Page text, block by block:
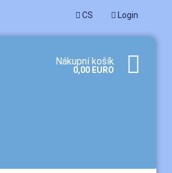
CS Login
Nákupní košík
0,00 EURO